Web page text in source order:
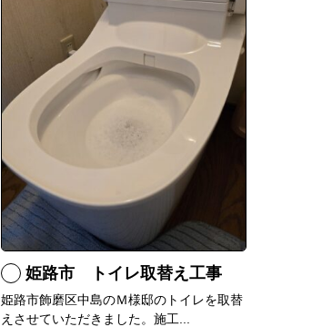
姫路市 トイレ取替え工事
姫路市飾磨区中島のＭ様邸のトイレを取替
えさせていただきました。施工...